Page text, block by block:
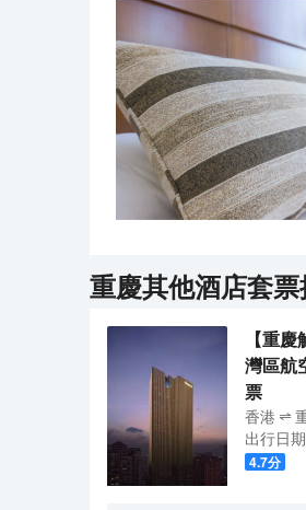
重慶其他酒店套
【重
灣區航
票
香港
出行日
4.7分